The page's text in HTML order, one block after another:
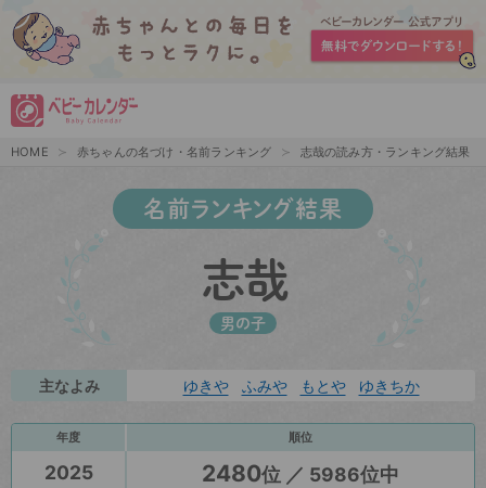
HOME 赤ちゃんの名づけ・名前ランキング 志哉の読み方・ランキング結果
名前ランキング結果
志哉
男の子
主なよみ ゆきや ふみや もとや ゆきちか
年度 順位
2025 2480位 ／ 5986位中